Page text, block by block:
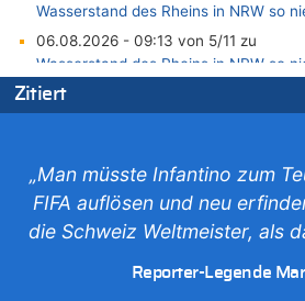
Wasserstand des Rheins in NRW so
06.08.2026 - 09:13 von 5/11 zu
Wasserstand des Rheins in NRW so
06.08.2026 - 09:05 von 5/11 zu
Mehrere Menschen in Londons City
Mehrere Menschen in Londons City
06.08.2026 - 07:33 von Carine zu
Wie kam es zur Ceuta-Krise?
Wasserstand des Rheins in NRW so
Zitiert
„Man müsste Infantino zum
FIFA auflösen und neu
die Schweiz Weltmeister, als
Reporter-Legende